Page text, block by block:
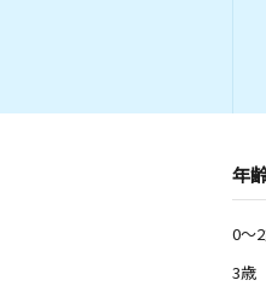
年
0～
3歳